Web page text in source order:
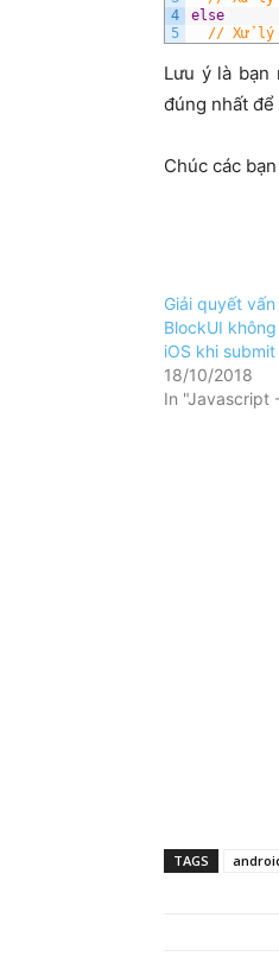
4
5
else
// Xử lý
Lưu ý là bạn
đúng nhất
Chúc các
Giải quyết
BlockUI
iOS khi
18/10/2018
In "Javascript
TAGS